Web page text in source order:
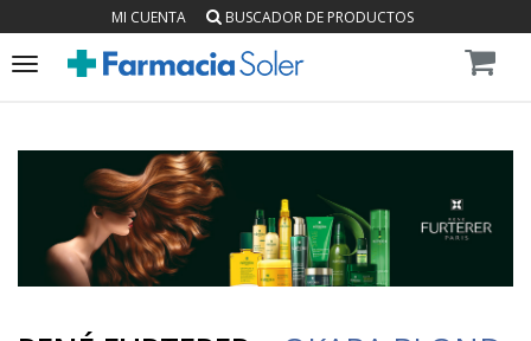
MI CUENTA BUSCADOR DE PRODUCTOS
Toggle